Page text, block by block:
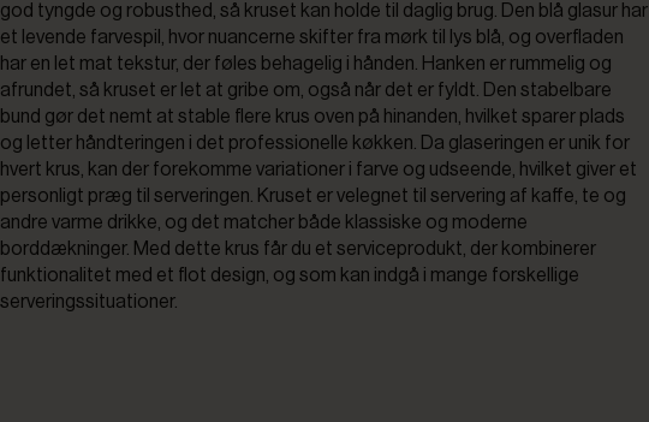
god tyngde og robusthed, så kruset kan holde til daglig brug. Den blå glasur har
et levende farvespil, hvor nuancerne skifter fra mørk til lys blå, og overfladen
har en let mat tekstur, der føles behagelig i hånden. Hanken er rummelig og
afrundet, så kruset er let at gribe om, også når det er fyldt. Den stabelbare
bund gør det nemt at stable flere krus oven på hinanden, hvilket sparer plads
og letter håndteringen i det professionelle køkken. Da glaseringen er unik for
hvert krus, kan der forekomme variationer i farve og udseende, hvilket giver et
personligt præg til serveringen. Kruset er velegnet til servering af kaffe, te og
andre varme drikke, og det matcher både klassiske og moderne
borddækninger. Med dette krus får du et serviceprodukt, der kombinerer
funktionalitet med et flot design, og som kan indgå i mange forskellige
serveringssituationer.